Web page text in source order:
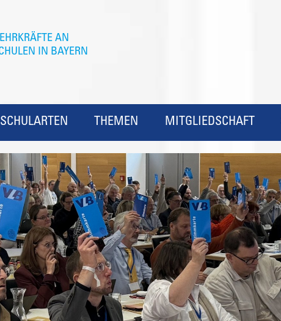
SCHULARTEN THEMEN MITGLIEDSCHAFT